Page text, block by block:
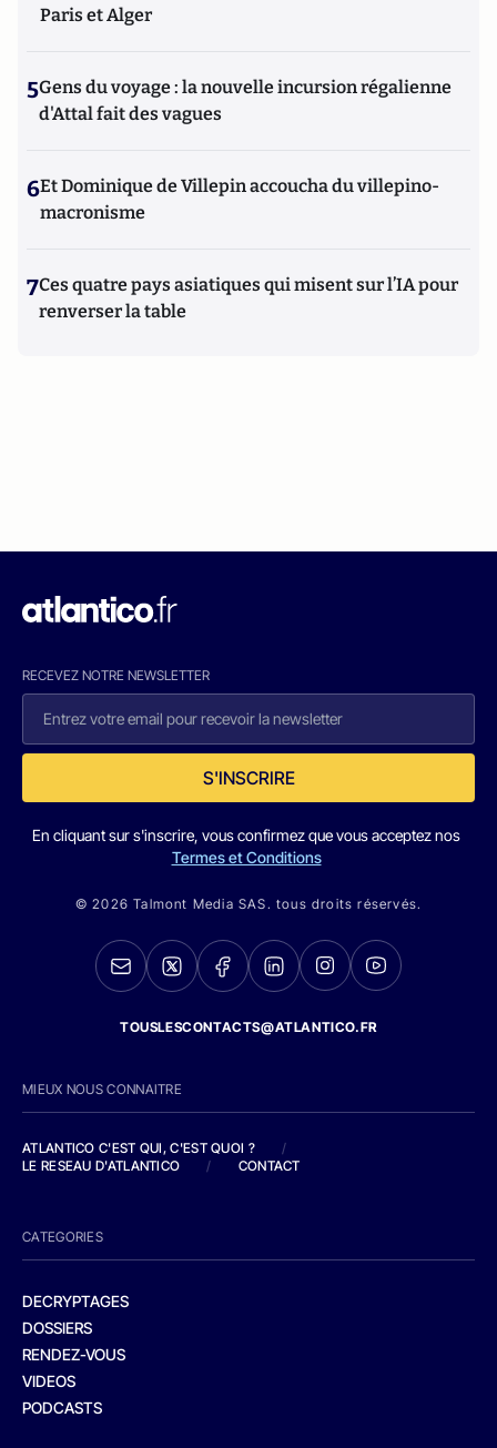
Paris et Alger
5Gens du voyage : la nouvelle incursion régalienne
d'Attal fait des vagues
6Et Dominique de Villepin accoucha du villepino-
macronisme
7Ces quatre pays asiatiques qui misent sur l’IA pour
renverser la table
RECEVEZ NOTRE NEWSLETTER
S'INSCRIRE
En cliquant sur s'inscrire, vous confirmez que vous acceptez nos
Termes et Conditions
© 2026 Talmont Media SAS. tous droits réservés.
TOUSLESCONTACTS@ATLANTICO.FR
MIEUX NOUS CONNAITRE
ATLANTICO C'EST QUI, C'EST QUOI ?
/
LE RESEAU D'ATLANTICO
/ CONTACT
CATEGORIES
DECRYPTAGES
DOSSIERS
RENDEZ-VOUS
VIDEOS
PODCASTS